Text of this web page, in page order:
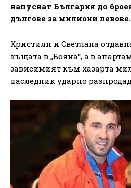
напуснат България до
дългове за милиони левове.
Християн и Светлана
къщата в „Бояна“, а в
зависимият към хазарта
наследник ударно